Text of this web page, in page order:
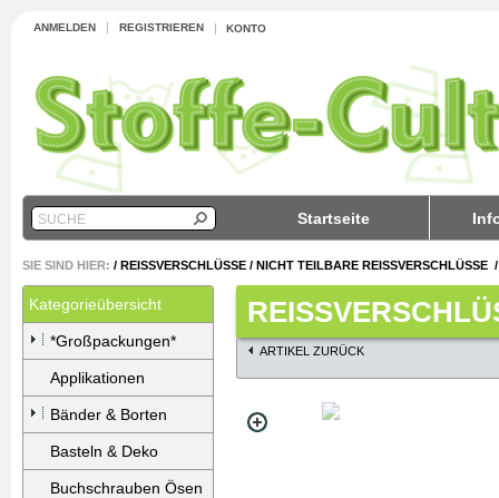
ANMELDEN REGISTRIEREN KONTO
Startseite
SUCHE
SIE SIND HIER: / REISSVERSCHLÜSSE / NICHT TEILBARE REISSVERSCHLÜSSE
Kategorieübersicht
*Großpackungen*
Applikationen
Bänder & Borten
Basteln & Deko
Buchschrauben Ösen
ARTIKEL ZURÜCK